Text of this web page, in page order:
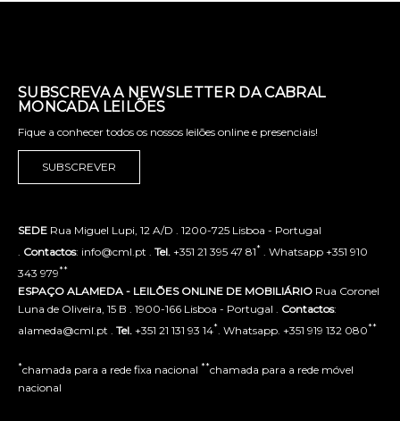
SUBSCREVA A NEWSLETTER DA CABRAL
MONCADA LEILÕES
Fique a conhecer todos os nossos leilões online e presenciais!
SUBSCREVER
SEDE Rua Miguel Lupi, 12 A/D . 1200-725 Lisboa - Portugal
Contactos: info@cml.pt . Tel. +351 21 395 47 81* . Whatsapp +351 910
343 979**
ESPAÇO ALAMEDA - LEILÕES ONLINE DE MOBILIÁRIO Rua Coronel
Luna de Oliveira, 15 B . 1900-166 Lisboa - Portugal . Contactos:
alameda@cml.pt . Tel. +351 21 131 93 14* . Whatsapp. +351 919 132 080**
*chamada para a rede fixa nacional **chamada para a rede móvel
nacional